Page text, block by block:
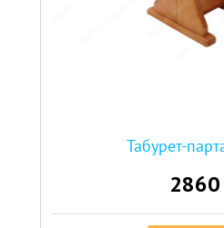
Табурет-